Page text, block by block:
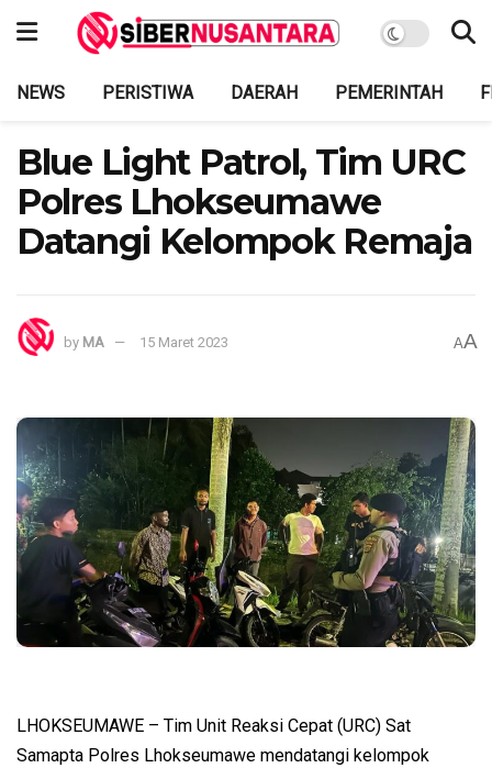
NEWS PERISTIWA DAERAH PEMERINTAH
Blue Light Patrol, Tim URC
Polres Lhokseumawe
Datangi Kelompok Remaja
by MA 15 Maret 2023 AA
LHOKSEUMAWE – Tim Unit Reaksi Cepat (URC) Sat
Samapta Polres Lhokseumawe mendatangi kelompok